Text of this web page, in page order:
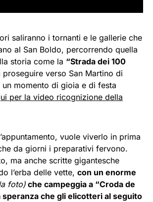
saliranno i tornanti e le gallerie che
al San Boldo, percorrendo quella
storia come la “Strada dei 100
verso San Martino di
un momento di gioia e di festa
per la video ricognizione della
vuole viverlo in prima
da giorni i preparativi fervono.
ma anche scritte gigantesche
l’erba delle vette, con un enorme
foto) che campeggia a “Croda de
speranza che gli elicotteri al seguito